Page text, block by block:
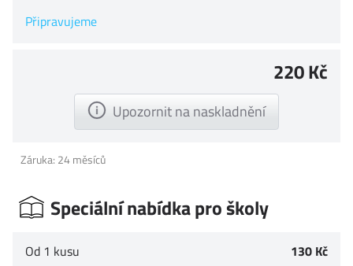
Připravujeme
220 Kč
Upozornit na naskladnění
Záruka: 24 měsíců
Speciální nabídka pro školy
Od 1 kusu 130 Kč